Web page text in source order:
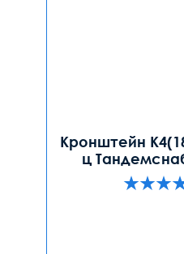
Кронштейн
ц